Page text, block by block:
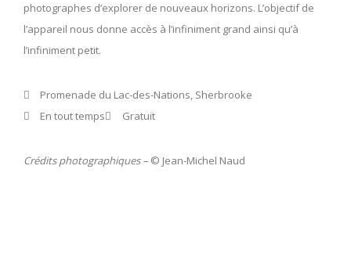
photographes d’explorer de nouveaux horizons. L’objectif de
l’appareil nous donne accès à l’infiniment grand ainsi qu’à
l’infiniment petit.
Promenade du Lac-des-Nations, Sherbrooke
En tout temps
Gratuit
Crédits photographiques – © Jean-Michel Naud